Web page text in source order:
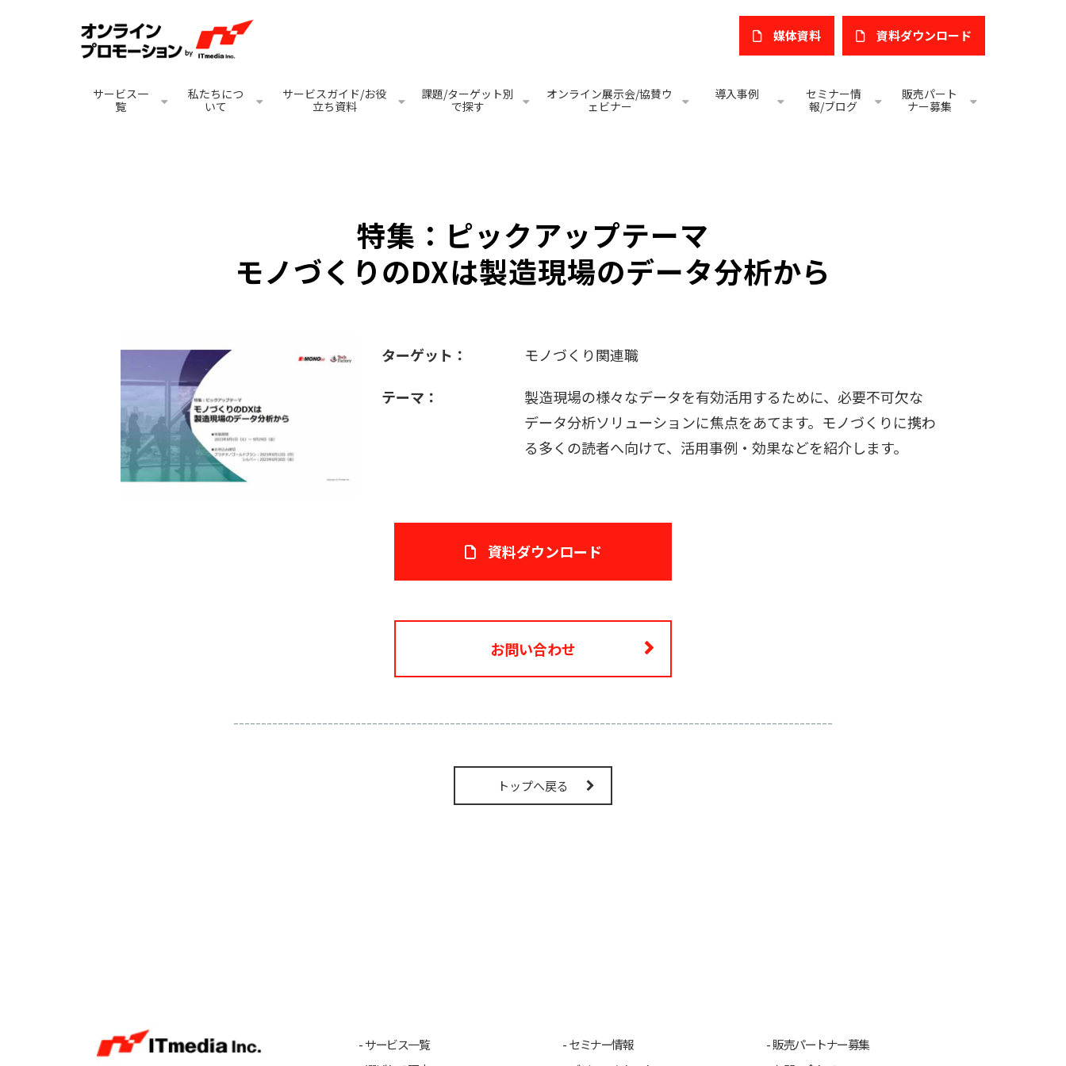
媒体資料 ​資料ダウンロード
サービス一
覧
私たちにつ
いて
サービスガイド/お役
立ち資料
課題/ターゲット別
で探す
オンライン展示会/協賛ウ
ェビナー
導入事例
セミナー情
報/ブログ
販売パート
ナー募集
特集：ピックアップテーマ
モノづくりのDXは製造現場のデータ分析から
ターゲット： モノづくり関連職
テーマ：
製造現場の様々なデータを有効活用するために、必要不可欠な
データ分析ソリューションに焦点をあてます。モノづくりに携わ
る多くの読者へ向けて、活用事例・効果などを紹介します。
資料ダウンロード
お問い合わせ
------------------------------------------------------------------------------------------------------------
トップへ戻る
サービス一覧
セミナー情報
販売パートナー募集